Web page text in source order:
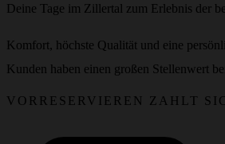
Deine Tage im Zillertal zum Erlebnis der
Komfort, höchste Qualität und eine
Kunden haben einen großen Stellenwert
VORRESERVIEREN ZAHLT